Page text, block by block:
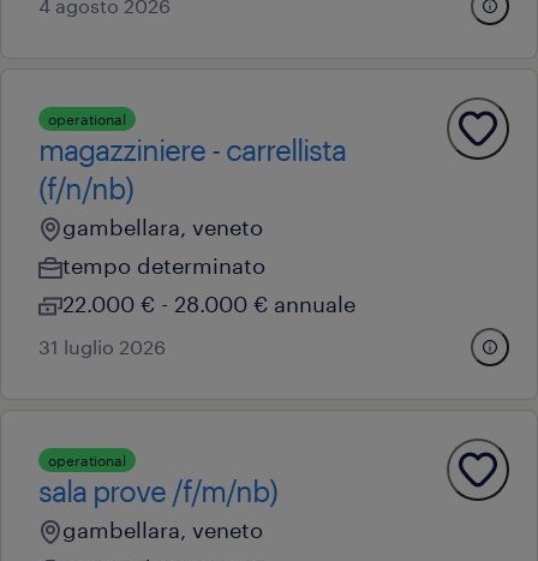
4 agosto 2026
operational
magazziniere - carrellista
(f/n/nb)
gambellara, veneto
tempo determinato
22.000 € - 28.000 € annuale
31 luglio 2026
operational
sala prove /f/m/nb)
gambellara, veneto